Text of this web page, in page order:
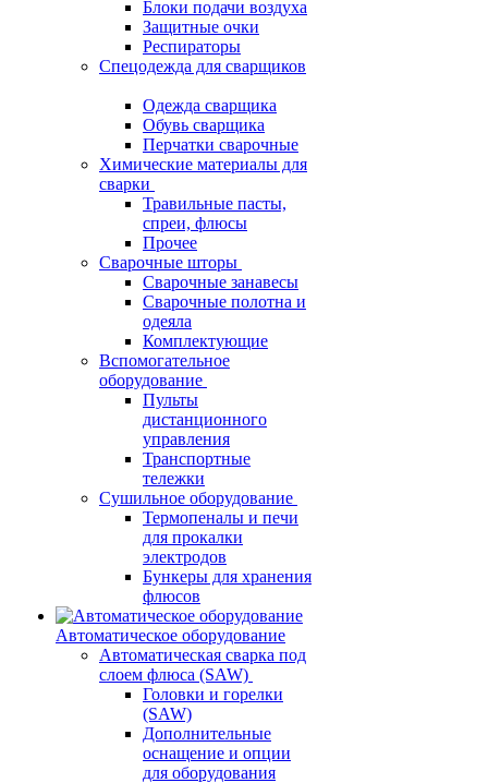
Блоки подачи воздуха
Защитные очки
Респираторы
Спецодежда для сварщиков
Одежда сварщика
Обувь сварщика
Перчатки сварочные
Химические материалы для
сварки
Травильные пасты,
спреи, флюсы
Прочее
Сварочные шторы
Сварочные занавесы
Сварочные полотна и
одеяла
Комплектующие
Вспомогательное
оборудование
Пульты
дистанционного
управления
Транспортные
тележки
Сушильное оборудование
Термопеналы и печи
для прокалки
электродов
Бункеры для хранения
флюсов
Автоматическое оборудование
Автоматическая сварка под
слоем флюса (SAW)
Головки и горелки
(SAW)
Дополнительные
оснащение и опции
для оборудования